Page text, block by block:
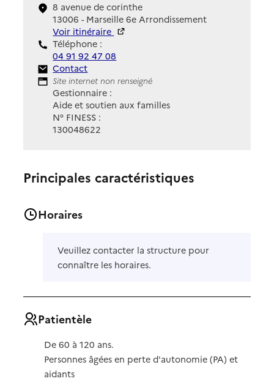
8 avenue de corinthe
13006 - Marseille 6e Arrondissement
Voir itinéraire
Téléphone :
04 91 92 47 08
Contact
Contact
Site Internet
Site internet non renseigné
Gestionnaire :
Aide et soutien aux familles
N° FINESS :
130048622
Principales caractéristiques
Horaires
Veuillez contacter la structure pour
connaître les horaires.
Patientèle
De 60 à 120 ans.
Personnes âgées en perte d'autonomie (PA) et
aidants